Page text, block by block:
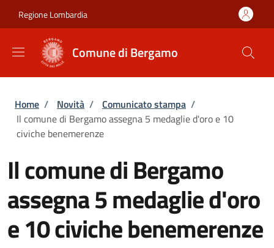
Regione Lombardia
Comune di Bergamo
Briciole di pane
Home / Novità / Comunicato stampa /
Il comune di Bergamo assegna 5 medaglie d'oro e 10
civiche benemerenze
Il comune di Bergamo
assegna 5 medaglie d'oro
e 10 civiche benemerenze